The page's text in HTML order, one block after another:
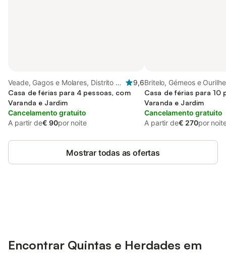
Veade, Gagos e Molares, Distrito de
Braga
9,6
Casa de férias para 4 pessoas, com
Varanda e Jardim
Cancelamento gratuito
A partir de€ 90por noite
Britelo, Gémeos e
de Braga
Casa de férias para 10
Varanda e Jardim
Cancelamento gratuito
A partir de€ 270por
Mostrar todas as ofertas
Encontrar Quintas e Herdades em